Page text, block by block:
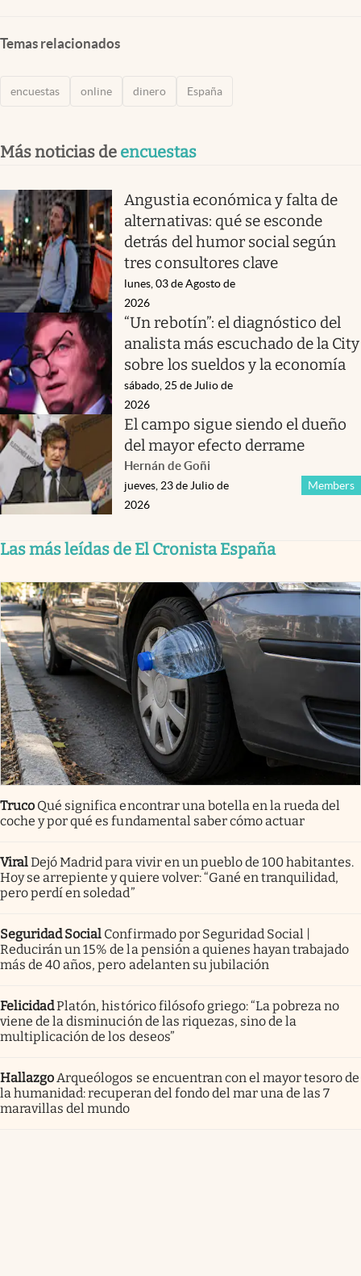
Temas relacionados
encuestas online dinero España
Más noticias de encuestas
Angustia económica y falta de
alternativas: qué se esconde
detrás del humor social según
tres consultores clave
lunes, 03 de Agosto de
2026
“Un rebotín”: el diagnóstico del
analista más escuchado de la City
sobre los sueldos y la economía
sábado, 25 de Julio de
2026
El campo sigue siendo el dueño
del mayor efecto derrame
Hernán de Goñi
Members
jueves, 23 de Julio de
2026
Las más leídas de El Cronista España
Truco Qué significa encontrar una botella en la rueda del
coche y por qué es fundamental saber cómo actuar
ViralDejó Madrid para vivir en un pueblo de 100 habitantes.
Hoy se arrepiente y quiere volver: “Gané en tranquilidad,
pero perdí en soledad”
Seguridad Social Confirmado por Seguridad Social |
Reducirán un 15% de la pensión a quienes hayan trabajado
más de 40 años, pero adelanten su jubilación
FelicidadPlatón, histórico filósofo griego: “La pobreza no
viene de la disminución de las riquezas, sino de la
multiplicación de los deseos”
Hallazgo Arqueólogos se encuentran con el mayor tesoro de
la humanidad: recuperan del fondo del mar una de las 7
maravillas del mundo